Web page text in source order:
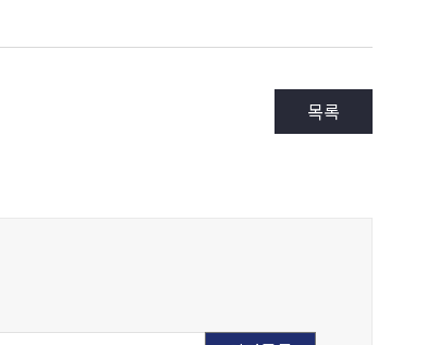
목록